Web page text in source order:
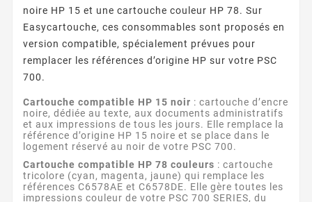
noire HP 15 et une cartouche couleur HP 78. Sur
Easycartouche, ces consommables sont proposés en
version compatible, spécialement prévues pour
remplacer les références d’origine HP sur votre PSC
700.
Cartouche compatible HP 15 noir : cartouche d’encre
noire, dédiée au texte, aux documents administratifs
et aux impressions de tous les jours. Elle remplace la
référence d’origine HP 15 noire et se place dans le
logement réservé au noir de votre PSC 700.
Cartouche compatible HP 78 couleurs : cartouche
tricolore (cyan, magenta, jaune) qui remplace les
références C6578AE et C6578DE. Elle gère toutes les
impressions couleur de votre PSC 700 SERIES, du